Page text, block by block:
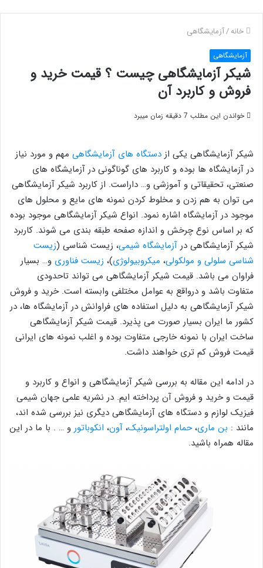
خانه/آزمایشگاهی
آزمایشگاهی
شیکر آزمایشگاهی چیست ؟ قیمت خرید و
فروش و کاربرد آن
خواندن این مطلب 7 دقیقه زمان میبرد
شیکر آزمایشگاهی یکی از دستگاه های آزمایشگاهی مهم و مورد نیاز
در آزمایشگاه ها بوده و کاربرد های گوناگونی در آزمایشگاه های
صنعتی، تحقیقاتی و آموزشی و… داراست. از کاربرد شیکر آزمایشگاهی
می توان به هم زدن و مخلوط کردن نمونه های مایع و محلول های
موجود در آزمایشگاه اشاره نمود. انواع شیکر آزمایشگاهی موجود بوده
که بر اساس نوع چرخش و اندازه صفحه طبقه بندی می شوند. کاربرد
شیکر آزمایشگاهی در آزمایشگاه شیمی، زیست شناسی (زیست
شناسی سلولی و مولکولی، میکروبیولوژی)، زیست فناوری و… بسیار
فراوان می باشد. قیمت شیکر آزمایشگاهی می تواند تاحدودی
متفاوت باشد و درواقع به عوامل مختلفی وابسته است. خرید و فروش
شیکر آزمایشگاهی به دلیل استفاده های فراوانش در آزمایشگاه ها، در
کشور ما ایران بسیار صورت می پذیرد. قیمت شیکر آزمایشگاهی
ساخت ایران با نمونه خارجی متفاوت بوده و اغلب نمونه های ایرانی
قیمت فروش کم تری خواهند داشت.
در ادامه این مقاله به بررسی شیکر آزمایشگاهی و انواع و کاربرد و
قیمت و خرید و فروش آن پرداخته ایم. در نشریه علمی جهان شیمی
فیزیک لوازم و دستگاه های آزمایشگاهی دیگری نیز بررسی شده اند،
مانند : بن ماری،حمام اولتراسونیک، آون، انکوباتور و … . با ما در این
مقاله همراه باشید.